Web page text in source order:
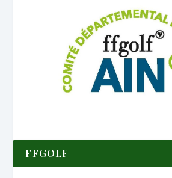
FFGOLF